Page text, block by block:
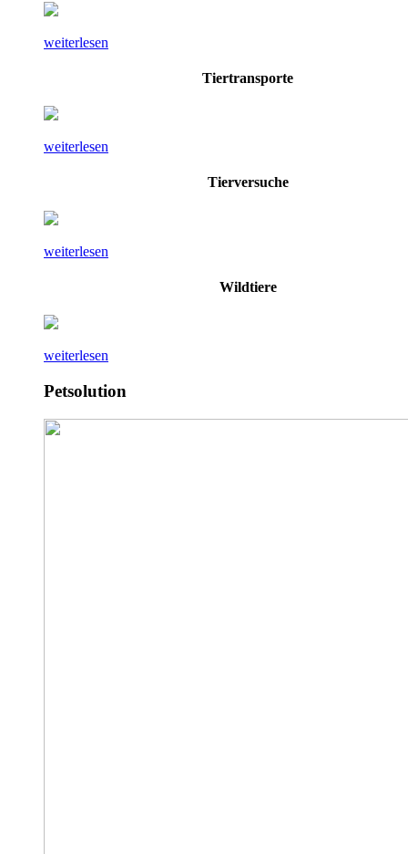
weiterlesen
Tiertransporte
weiterlesen
Tierversuche
weiterlesen
Wildtiere
weiterlesen
Petsolution